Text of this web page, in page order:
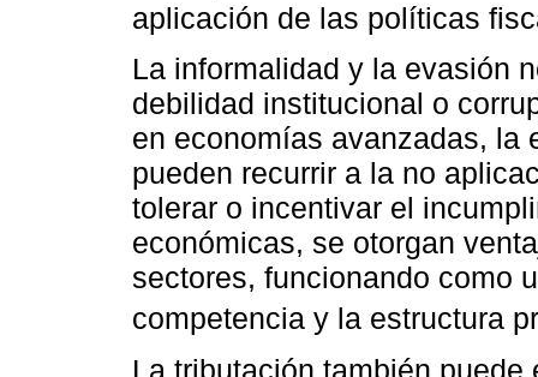
aplicación de las políticas
La informalidad y la evasión
debilidad institucional o
en economías avanzadas, la
pueden recurrir a la no
tolerar o incentivar el
económicas, se otorgan
sectores, funcionando como
competencia y la estructura
La tributación también